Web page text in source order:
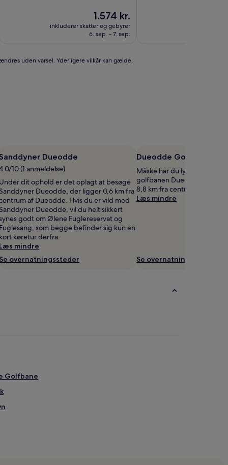
Prisen
er
1.574 kr.
1.574 kr.
inkluderer skatter og gebyrer
6. sep. - 7. sep.
uden varsel. Yderligere vilkår kan gælde.
Dueodde
10 (1 anmeldelse)
Under dit ophold er det oplagt at besøge
Dueodde, der ligger 0,6 km fra
af Dueodde. Hvis du er vild med
Dueodde, vil du helt sikkert
godt om Ølene Fuglereservat og
Fuglesang, som begge befinder sig kun en
kort køretur derfra.
Læs mindre
Se overnatningssteder
Dueodde Golfbane
Måske har du lyst til at
golfbanen Dueodde
8,8 km fra centrum af Nexø.
Læs mindre
Se overnatningssteder
Golfbane